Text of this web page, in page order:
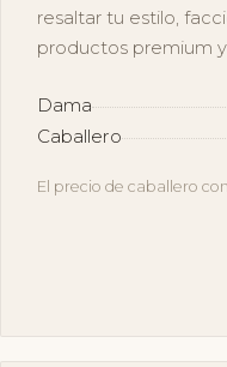
resaltar tu estilo,
productos premium y
Dama
Caballero
El precio de caballero